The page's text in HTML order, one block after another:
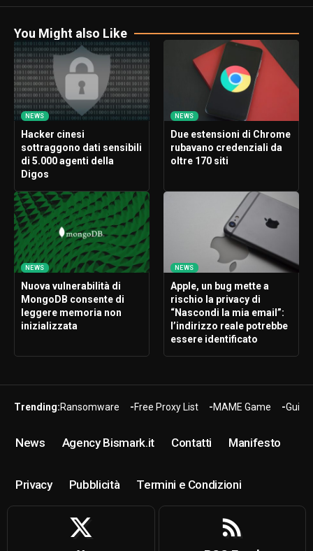
You Might also Like
NEWS
Hacker cinesi
sottraggono dati sensibili
di 5.000 agenti della
Digos
NEWS
Due estensioni di Chrome
rubavano credenziali da
oltre 170 siti
NEWS
Nuova vulnerabilità di
MongoDB consente di
leggere memoria non
inizializzata
NEWS
Apple, un bug mette a
rischio la privacy di
“Nascondi la mia email”:
l’indirizzo reale potrebbe
essere identificato
Trending:Ransomware Free Proxy List MAME Game Guide
News Agency Bismark.it Contatti Manifesto
Privacy Pubblicità Termini e Condizioni